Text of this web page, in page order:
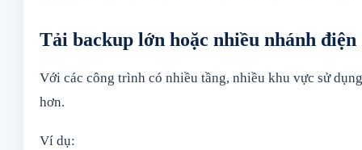
Tải backup lớn hoặc nhiều nhánh điện
Với các công trình có nhiều tầng, nhiều khu vực sử
hơn.
Ví dụ: